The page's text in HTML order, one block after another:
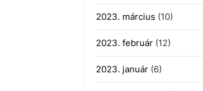
2023. március (10)
2023. február(12)
2023. január(6)